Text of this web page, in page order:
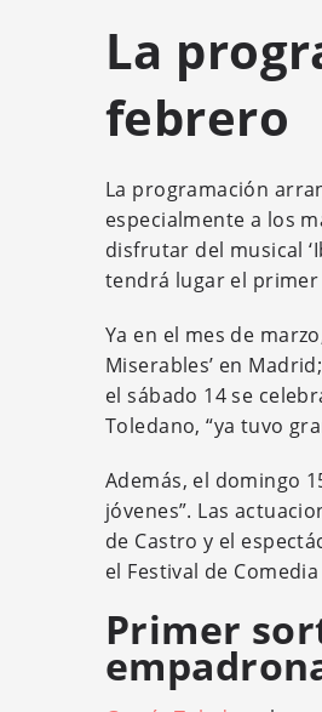
La
febrero
La programación
especialmente a los
disfrutar del musical
tendrá lugar el primer
Ya en el mes de
Miserables’ en
el sábado 14 se
Toledano, “ya tuvo
Además, el domingo
jóvenes”. Las
de Castro y el
el Festival de Comedia
Primer